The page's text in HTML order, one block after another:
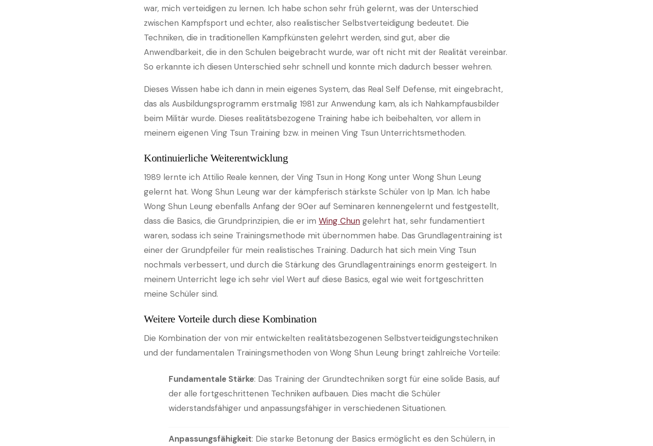
war, mich verteidigen zu lernen. Ich habe schon sehr früh gelernt, was der Unterschied
zwischen Kampfsport und echter, also realistischer Selbstverteidigung bedeutet. Die
Techniken, die in traditionellen Kampfkünsten gelehrt werden, sind gut, aber die
Anwendbarkeit, die in den Schulen beigebracht wurde, war oft nicht mit der Realität vereinbar.
So erkannte ich diesen Unterschied sehr schnell und konnte mich dadurch besser wehren.
Dieses Wissen habe ich dann in mein eigenes System, das Real Self Defense, mit eingebracht,
das als Ausbildungsprogramm erstmalig 1981 zur Anwendung kam, als ich Nahkampfausbilder
beim Militär wurde. Dieses realitätsbezogene Training habe ich beibehalten, vor allem in
meinem eigenen Ving Tsun Training bzw. in meinen Ving Tsun Unterrichtsmethoden.
Kontinuierliche Weiterentwicklung
1989 lernte ich Attilio Reale kennen, der Ving Tsun in Hong Kong unter Wong Shun Leung
gelernt hat. Wong Shun Leung war der kämpferisch stärkste Schüler von Ip Man. Ich habe
Wong Shun Leung ebenfalls Anfang der 90er auf Seminaren kennengelernt und festgestellt,
dass die Basics, die Grundprinzipien, die er im Wing Chun gelehrt hat, sehr fundamentiert
waren, sodass ich seine Trainingsmethode mit übernommen habe. Das Grundlagentraining ist
einer der Grundpfeiler für mein realistisches Training. Dadurch hat sich mein Ving Tsun
nochmals verbessert, und durch die Stärkung des Grundlagentrainings enorm gesteigert. In
meinem Unterricht lege ich sehr viel Wert auf diese Basics, egal wie weit fortgeschritten
meine Schüler sind.
Weitere Vorteile durch diese Kombination
Die Kombination der von mir entwickelten realitätsbezogenen Selbstverteidigungstechniken
und der fundamentalen Trainingsmethoden von Wong Shun Leung bringt zahlreiche Vorteile:
Fundamentale Stärke: Das Training der Grundtechniken sorgt für eine solide Basis, auf
der alle fortgeschrittenen Techniken aufbauen. Dies macht die Schüler
widerstandsfähiger und anpassungsfähiger in verschiedenen Situationen.
Anpassungsfähigkeit: Die starke Betonung der Basics ermöglicht es den Schülern, in